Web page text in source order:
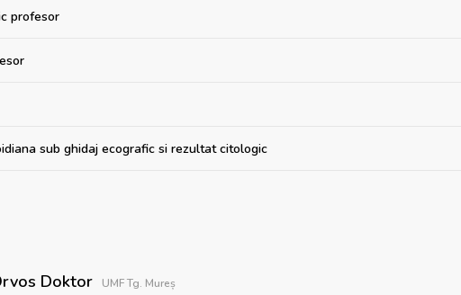
profesor
sub ghidaj ecografic si rezultat citologic
Doktor UMF Tg. Mureș